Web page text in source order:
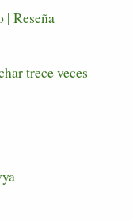
| Reseña
trece veces